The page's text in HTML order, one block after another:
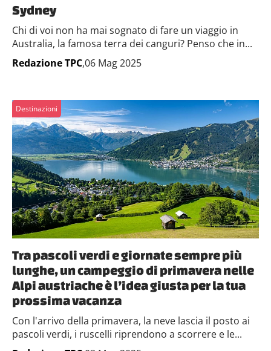
Sydney
Chi di voi non ha mai sognato di fare un viaggio in
Australia, la famosa terra dei canguri? Penso che in...
Redazione TPC,06 Mag 2025
Destinazioni
Tra pascoli verdi e giornate sempre più
lunghe, un campeggio di primavera nelle
Alpi austriache è l’idea giusta per la tua
prossima vacanza
Con l'arrivo della primavera, la neve lascia il posto ai
pascoli verdi, i ruscelli riprendono a scorrere e le...